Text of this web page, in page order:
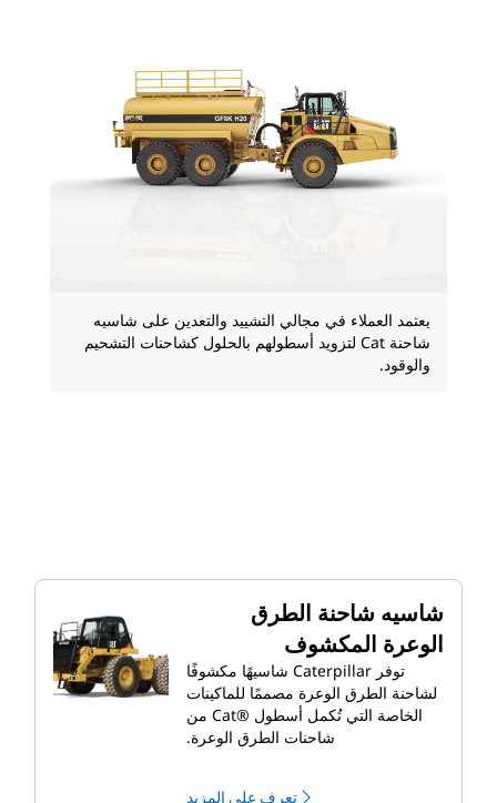
يعتمد العملاء في مجالي التشييد والتعدين على شاسيه
شاحنة Cat لتزويد أسطولهم بالحلول كشاحنات التشحيم
والوقود.
شاسيه شاحنة الطرق
الوعرة المكشوف
توفر Caterpillar شاسيهًا مكشوفًا
لشاحنة الطرق الوعرة مصممًا للماكينات
الخاصة التي تُكمل أسطول Cat®‎ من
شاحنات الطرق الوعرة.
تعرف على المزيد